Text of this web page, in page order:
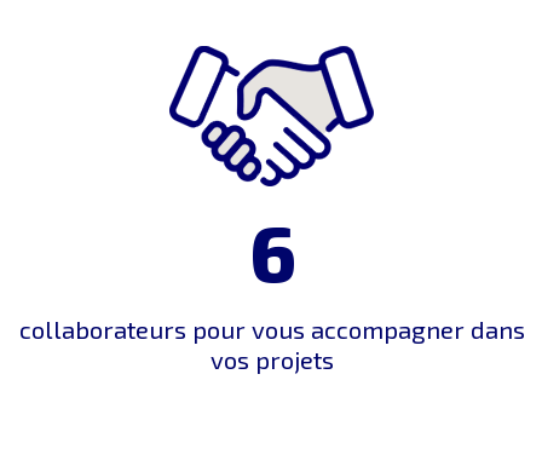
6
collaborateurs pour vous accompagner dans
vos projets